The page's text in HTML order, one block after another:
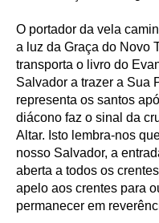
O portador da vela
a luz da Graça do Novo
transporta o livro do
Salvador a trazer a Sua
representa os santos
diácono faz o sinal da
Altar. Isto lembra-nos
nosso Salvador, a
aberta a todos os
apelo aos crentes para
permanecer em